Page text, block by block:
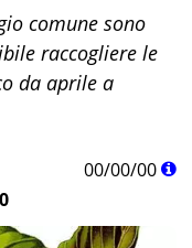
comune sono
raccogliere le
da aprile a
00/00/00